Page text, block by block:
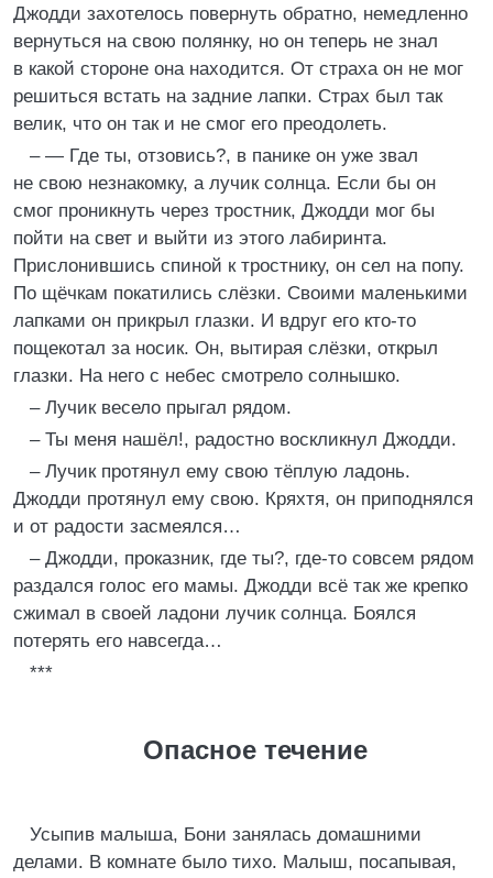
Джодди захотелось повернуть обратно, немедленно
вернуться на свою полянку, но он теперь не знал
в какой стороне она находится. От страха он не мог
решиться встать на задние лапки. Страх был так
велик, что он так и не смог его преодолеть.
– — Где ты, отзовись?, в панике он уже звал
не свою незнакомку, а лучик солнца. Если бы он
смог проникнуть через тростник, Джодди мог бы
пойти на свет и выйти из этого лабиринта.
Прислонившись спиной к тростнику, он сел на попу.
По щёчкам покатились слёзки. Своими маленькими
лапками он прикрыл глазки. И вдруг его кто-то
пощекотал за носик. Он, вытирая слёзки, открыл
глазки. На него с небес смотрело солнышко.
– Лучик весело прыгал рядом.
– Ты меня нашёл!, радостно воскликнул Джодди.
– Лучик протянул ему свою тёплую ладонь.
Джодди протянул ему свою. Кряхтя, он приподнялся
и от радости засмеялся…
– Джодди, проказник, где ты?, где-то совсем рядом
раздался голос его мамы. Джодди всё так же крепко
сжимал в своей ладони лучик солнца. Боялся
потерять его навсегда…
***
Опасное течение
Усыпив малыша, Бони занялась домашними
делами. В комнате было тихо. Малыш, посапывая,